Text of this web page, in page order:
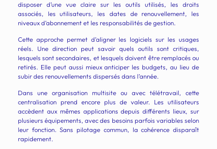
disposer d’une vue claire sur les outils utilisés, les droits
associés, les utilisateurs, les dates de renouvellement, les
niveaux d’abonnement et les responsabilités de gestion.
Cette approche permet d’aligner les logiciels sur les usages
réels. Une direction peut savoir quels outils sont critiques,
lesquels sont secondaires, et lesquels doivent être remplacés ou
retirés. Elle peut aussi mieux anticiper les budgets, au lieu de
subir des renouvellements dispersés dans l’année.
Dans une organisation multisite ou avec télétravail, cette
centralisation prend encore plus de valeur. Les utilisateurs
accèdent aux mêmes applications depuis différents lieux, sur
plusieurs équipements, avec des besoins parfois variables selon
leur fonction. Sans pilotage commun, la cohérence disparaît
rapidement.